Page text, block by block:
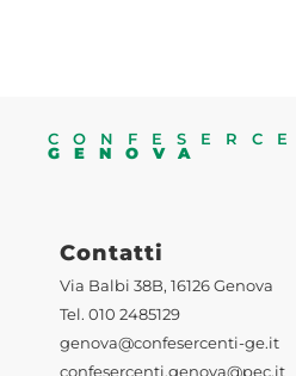
GENOVA
Contatti
Via Balbi 38B, 16126 Genova
Tel. 010 2485129
genova@confesercenti-ge.it
confesercenti.genova@pec.it